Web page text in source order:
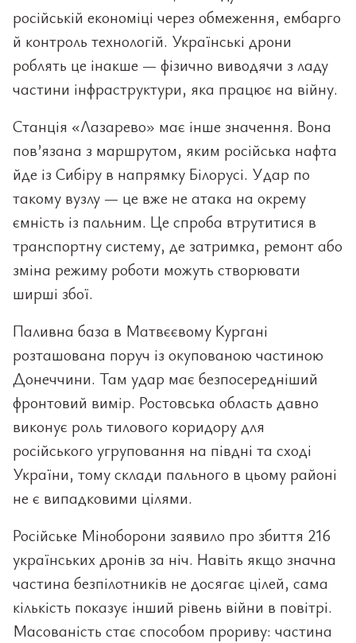
російській економіці через обмеження, ембарго
й контроль технологій. Українські дрони
роблять це інакше — фізично виводячи з ладу
частини інфраструктури, яка працює на війну.
Станція «Лазарево» має інше значення. Вона
пов’язана з маршрутом, яким російська нафта
йде із Сибіру в напрямку Білорусі. Удар по
такому вузлу — це вже не атака на окрему
ємність із пальним. Це спроба втрутитися в
транспортну систему, де затримка, ремонт або
зміна режиму роботи можуть створювати
ширші збої.
Паливна база в Матвєєвому Кургані
розташована поруч із окупованою частиною
Донеччини. Там удар має безпосередніший
фронтовий вимір. Ростовська область давно
виконує роль тилового коридору для
російського угруповання на півдні та сході
України, тому склади пального в цьому районі
не є випадковими цілями.
Російське Міноборони заявило про збиття 216
українських дронів за ніч. Навіть якщо значна
частина безпілотників не досягає цілей, сама
кількість показує інший рівень війни в повітрі.
Масованість стає способом прориву: частина